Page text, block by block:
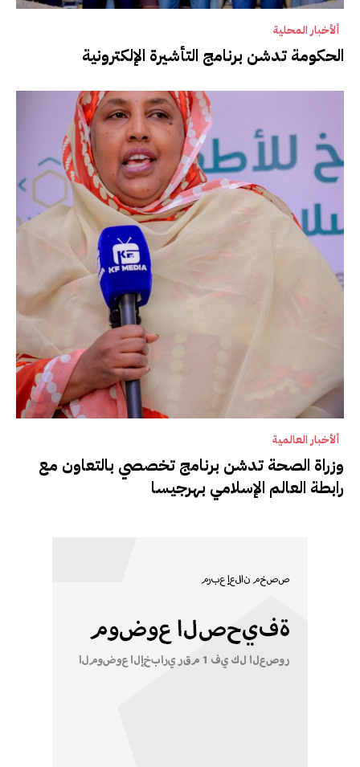
ألأخبار المحلية
الحكومة تدشن برنامج التأشيرة الإلكترونية
ألأخبار العالمية
وزراة الصحة تدشن برنامج تخصصي بالتعاون مع
رابطة العالم الإسلامي بهرجيسا